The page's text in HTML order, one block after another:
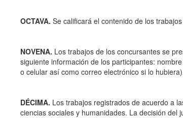
OCTAVA. Se calificará el contenido de los
NOVENA. Los trabajos de los concursantes se
siguiente información de los participantes:
o celular así como correo electrónico si lo
DÉCIMA. Los trabajos registrados de acuerdo a
ciencias sociales y humanidades. La decisión del